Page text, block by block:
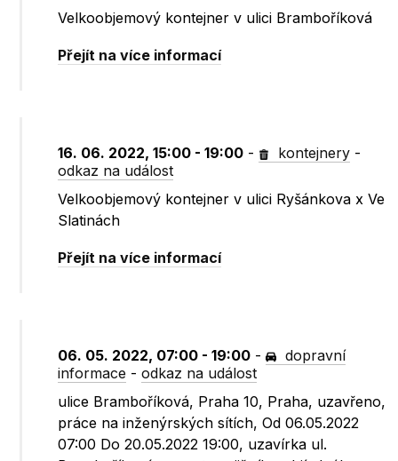
Velkoobjemový kontejner v ulici Bramboříková
Přejít na více informací
16. 06. 2022, 15:00 - 19:00 - kontejnery -
odkaz na událost
Velkoobjemový kontejner v ulici Ryšánkova x Ve
Slatinách
Přejít na více informací
06. 05. 2022, 07:00 - 19:00 -
dopravní
informace -odkaz na událost
ulice Bramboříková, Praha 10, Praha, uzavřeno,
práce na inženýrských sítích, Od 06.05.2022
07:00 Do 20.05.2022 19:00, uzavírka ul.